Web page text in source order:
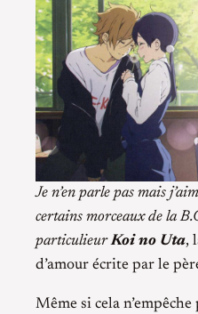
Je n’en parle pas mais
certains morceaux de la
particulieur Koi no Uta,
d’amour écrite par le
Même si cela n’empêche